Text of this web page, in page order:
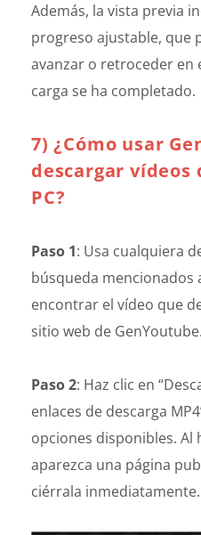
Además, la vista previa
progreso ajustable, que
avanzar o retroceder en
carga se ha completado.
7) ¿Cómo usar
descargar vídeos
PC?
Paso 1: Usa cualquiera
búsqueda
encontrar el vídeo que
sitio web de GenYoutube.
Paso 2: Haz clic en
enlaces de descarga
opciones disponibles. Al
aparezca una página
ciérrala inmediatamente.